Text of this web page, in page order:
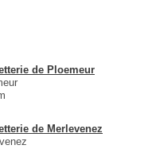
de Ploemeur
de Merlevenez